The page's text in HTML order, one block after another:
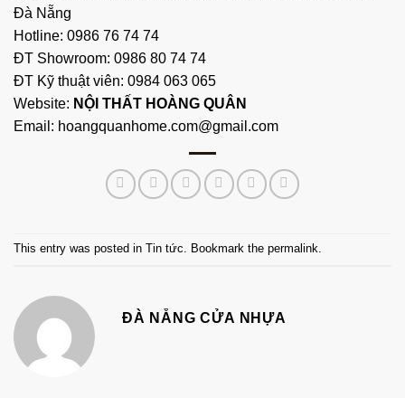
Đà Nẵng
Hotline: 0986 76 74 74
ĐT Showroom: 0986 80 74 74
ĐT Kỹ thuật viên: 0984 063 065
Website: NỘI THẤT HOÀNG QUÂN
Email: hoangquanhome.com@gmail.com
This entry was posted in Tin tức . Bookmark the permalink
ĐÀ NẴNG CỬA NHỰA